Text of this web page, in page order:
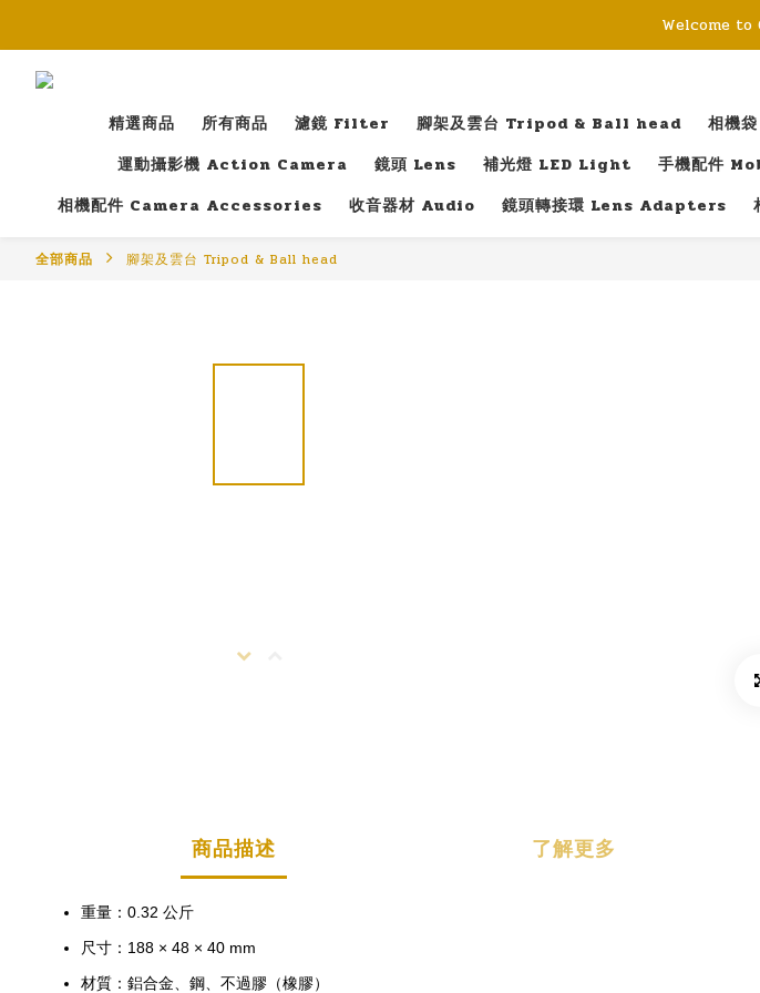
Welcome to
精選商品 所有商品 濾鏡 Filter 腳架及雲台 Tripod & Ball head 相機
運動攝影機 Action Camera
鏡頭 Lens 補光燈 LED Light 手機配件
相機配件 Camera Accessories
收音器材 Audio 鏡頭轉接環 Lens Adapters
全部商品 腳架及雲台 Tripod & Ball head
商品描述 了解更多
重量：0.32 公斤
尺寸：188 × 48 × 40 mm
材質：鋁合金、鋼、不過膠（橡膠）